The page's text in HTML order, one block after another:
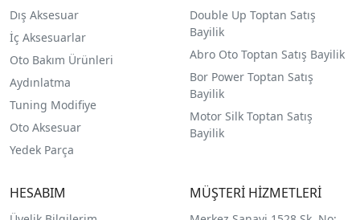
Dış Aksesuar
İç Aksesuarlar
Oto Bakım Ürünleri
Aydınlatma
Tuning Modifiye
Oto Aksesuar
Yedek Parça
Double Up Toptan Satış
Bayilik
Abro Oto Toptan Satış Bayilik
Bor Power Toptan Satış
Bayilik
Motor Silk Toptan Satış
Bayilik
HESABIM MÜŞTERİ HİZMETLERİ